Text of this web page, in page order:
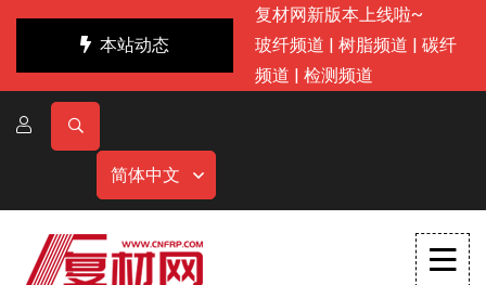
本站动态
复材网新版本上线啦~
玻纤频道 | 树脂频道 | 碳纤
频道 | 检测频道
简体中文